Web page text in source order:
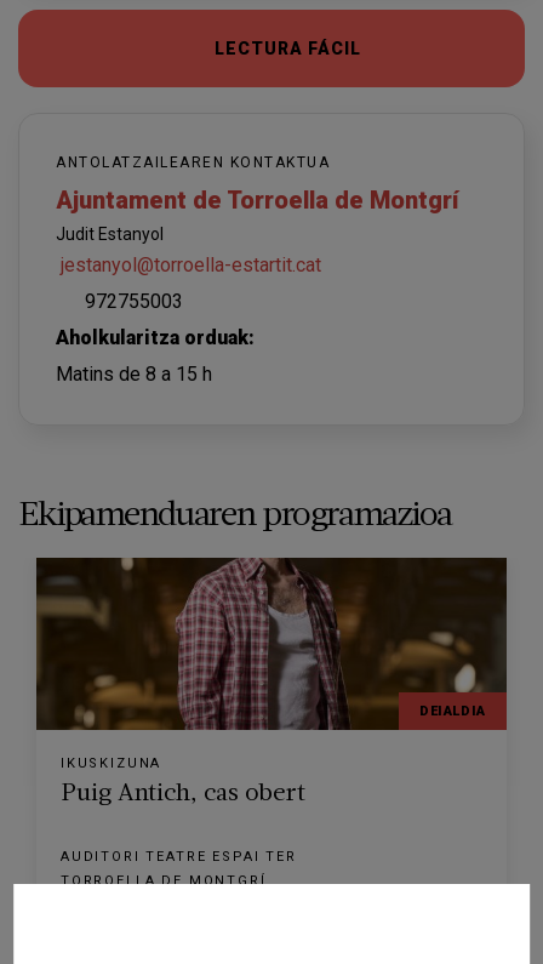
LECTURA FÁCIL
ANTOLATZAILEAREN KONTAKTUA
Ajuntament de Torroella de Montgrí
Judit Estanyol
jestanyol@torroella-estartit.cat
972755003
Aholkularitza orduak:
Matins de 8 a 15 h
Ekipamenduaren programazioa
DEIALDIA
IKUSKIZUNA
Puig Antich, cas obert
AUDITORI TEATRE ESPAI TER
TORROELLA DE MONTGRÍ